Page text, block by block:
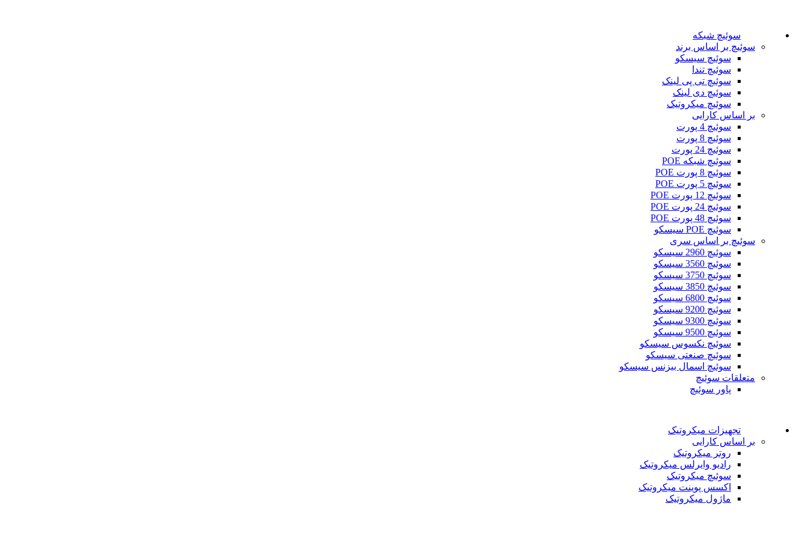
سوئیچ شبکه
سوئیچ بر اساس برند
سوئیچ سیسکو
سوئیچ تندا
سوئیچ تی پی لینک
سوئیچ دی لینک
سوئیچ میکروتیک
بر اساس کارایی
سوئیچ 4 پورت
سوئیچ 8 پورت
سوئیچ 24 پورت
سوئیچ شبکه POE
سوئیچ 8 پورت POE
سوئیچ 5 پورت POE
سوئیچ 12 پورت POE
سوئیچ 24 پورت POE
سوئیچ 48 پورت POE
سوئیچ POE سیسکو
سوئیچ بر اساس سری
سوئیچ 2960 سیسکو
سوئیچ 3560 سیسکو
سوئیچ 3750 سیسکو
سوئیچ 3850 سیسکو
سوئیچ 6800 سیسکو
سوئیچ 9200 سیسکو
سوئیچ 9300 سیسکو
سوئیچ 9500 سیسکو
سوئیچ نکسوس سیسکو
سوئیچ صنعتی سیسکو
سوئیچ اسمال بیزنس سیسکو
متعلقات سوئیچ
پاور سوئیچ
تجهیزات میکروتیک
بر اساس کارایی
روتر میکروتیک
رادیو وایرلس میکروتیک
سوئیچ میکروتیک
اکسس پوینت میکروتیک
ماژول میکروتیک